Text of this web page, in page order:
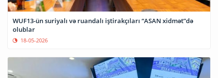
WUF13-ün suriyalı və ruandalı iştirakçıları “ASAN xidmət”də
olublar
18-05-2026